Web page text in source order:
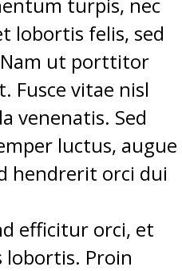
lobortis felis, sed
ut porttitor
Fusce vitae nisl
venenatis. Sed
luctus, augue
hendrerit orci dui
efficitur orci, et
Proin